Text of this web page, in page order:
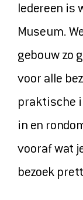
Iedereen is
Museum.
gebouw zo
voor alle
praktische
in en
vooraf wat
bezoek